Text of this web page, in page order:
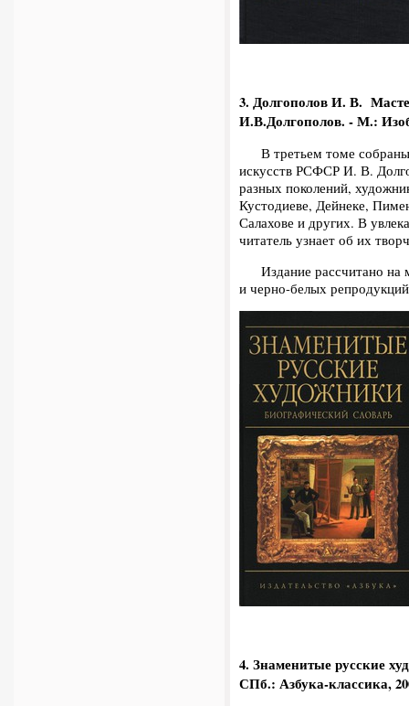
3. Долгополов И. В.
И.В.Долгополов. - М.:
В третьем томе собраны
искусств РСФСР И. В.
разных поколе­ний,
Кустодиеве, Дейнеке,
Салахове и других. В
читатель узнает об их
Издание рассчитано на
и черно-белых
4. Знаменитыерусские
СПб.: Азбука-классика,